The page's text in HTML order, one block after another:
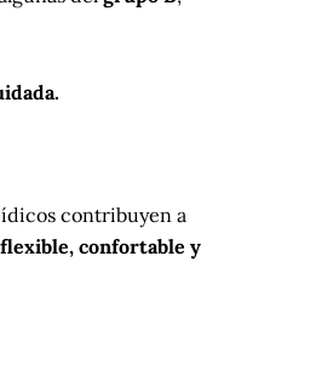
contribuyen a
flexible, confortable y